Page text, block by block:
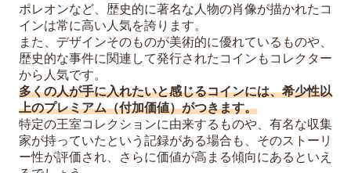
ポレオンなど、歴史的に著名な人物の肖像が描かれたコ
インは常に高い人気を誇ります。
また、デザインそのものが美術的に優れているものや、
歴史的な事件に関連して発行されたコインもコレクター
から人気です。
多くの人が手に入れたいと感じるコインには、希少性以
上のプレミアム（付加価値）がつきます。
特定の王室コレクションに由来するものや、有名な収集
家が持っていたという記録がある場合も、そのストーリ
ー性が評価され、さらに価値が高まる傾向にあるといえ